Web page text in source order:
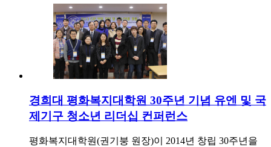
경희대 평화복지대학원 30주년 기념 유엔 및 국
제기구 청소년 리더십 컨퍼런스
평화복지대학원(권기붕 원장)이 2014년 창립 30주년을